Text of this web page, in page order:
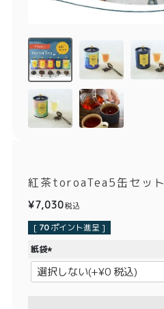
お誕生日セット
手さげ袋
季節限定
〜¥1,999
¥4,000〜¥5,999
TOP
紅茶toroaTea5缶セット
¥7,030税込
[ 70 ポイント進呈 ]
紙袋
(
必